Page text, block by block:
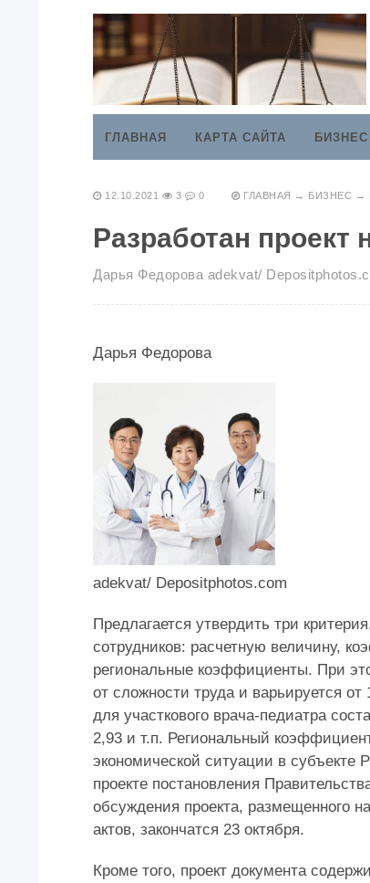
ГЛАВНАЯ КАРТА САЙТА БИЗНЕС
12.10.2021 3 0 ГЛАВНАЯ → БИЗНЕС →
Разработан проект
Дарья Федорова adekvat/
Дарья Федорова
adekvat/ Depositphotos.com
Предлагается утвердить три
сотрудников: расчетную величину,
региональные коэффициенты. При
от сложности труда и варьируется
для участкового врача-педиатра
2,93 и т.п. Региональный
экономической ситуации в субъекте
проекте постановления
обсуждения проекта, размещенного
актов, закончатся 23 октября.
Кроме того, проект документа